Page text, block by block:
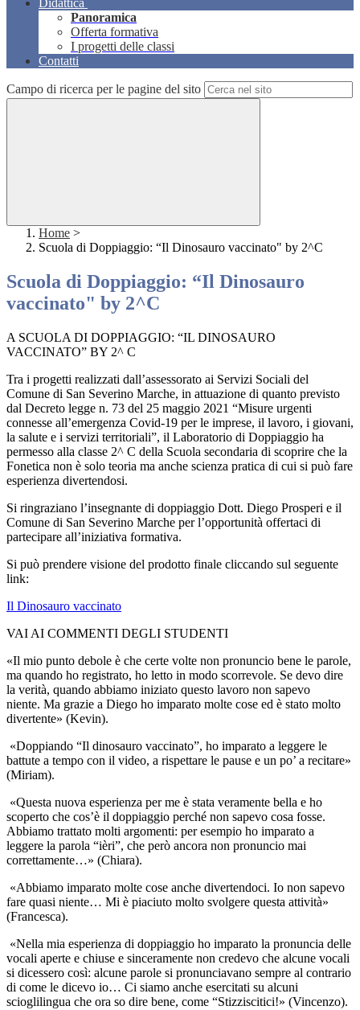
Didattica
Panoramica
Offerta formativa
I progetti delle classi
Contatti
Campo di ricerca per le pagine del sito
Home >
Scuola di Doppiaggio: “Il Dinosauro vaccinato" by 2^C
Scuola di Doppiaggio: “Il Dinosauro
vaccinato" by 2^C
A SCUOLA DI DOPPIAGGIO: “IL DINOSAURO
VACCINATO” BY 2^ C
Tra i progetti realizzati dall’assessorato ai Servizi Sociali del
Comune di San Severino Marche, in attuazione di quanto previsto
dal Decreto legge n. 73 del 25 maggio 2021 “Misure urgenti
connesse all’emergenza Covid-19 per le imprese, il lavoro, i giovani,
la salute e i servizi territoriali”, il Laboratorio di Doppiaggio ha
permesso alla classe 2^ C della Scuola secondaria di scoprire che la
Fonetica non è solo teoria ma anche scienza pratica di cui si può fare
esperienza divertendosi.
Si ringraziano l’insegnante di doppiaggio Dott. Diego Prosperi e il
Comune di San Severino Marche per l’opportunità offertaci di
partecipare all’iniziativa formativa.
Si può prendere visione del prodotto finale cliccando sul seguente
link:
Il Dinosauro vaccinato
VAI AI COMMENTI DEGLI STUDENTI
«Il mio punto debole è che certe volte non pronuncio bene le parole,
ma quando ho registrato, ho letto in modo scorrevole. Se devo dire
la verità, quando abbiamo iniziato questo lavoro non sapevo
niente. Ma grazie a Diego ho imparato molte cose ed è stato molto
divertente» (Kevin).
«Doppiando “Il dinosauro vaccinato”, ho imparato a leggere le
battute a tempo con il video, a rispettare le pause e un po’ a recitare»
(Miriam).
«Questa nuova esperienza per me è stata veramente bella e ho
scoperto che cos’è il doppiaggio perché non sapevo cosa fosse.
Abbiamo trattato molti argomenti: per esempio ho imparato a
leggere la parola “ièri”, che però ancora non pronuncio mai
correttamente…» (Chiara).
«Abbiamo imparato molte cose anche divertendoci. Io non sapevo
fare quasi niente… Mi è piaciuto molto svolgere questa attività»
(Francesca).
«Nella mia esperienza di doppiaggio ho imparato la pronuncia delle
vocali aperte e chiuse e sinceramente non credevo che alcune vocali
si dicessero così: alcune parole si pronunciavano sempre al contrario
di come le dicevo io… Ci siamo anche esercitati su alcuni
scioglilingua che ora so dire bene, come “Stizziscitici!» (Vincenzo).